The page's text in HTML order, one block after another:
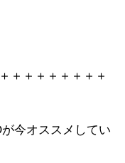
＋＋＋＋＋＋＋＋
今オススメしてい